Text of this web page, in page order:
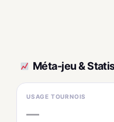
Méta-jeu &
USAGE TOURNOIS
—